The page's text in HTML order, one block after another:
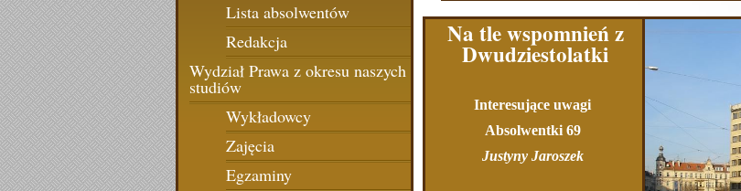
Lista absolwentów
Redakcja
Wydział Prawa z okresu naszych
studiów
Wykładowcy
Zajęcia
Egzaminy
Na tle wspomnień z
Dwudziestolatki
Interesujące uwagi
Absolwentki 69
Justyny Jaroszek